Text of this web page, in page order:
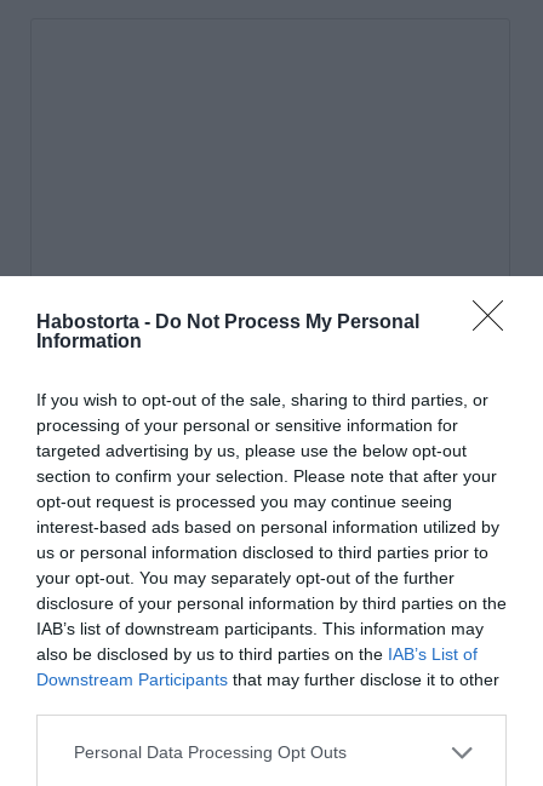
Habostorta - Do Not Process My Personal
Information
If you wish to opt-out of the sale, sharing to third parties, or
processing of your personal or sensitive information for
targeted advertising by us, please use the below opt-out
section to confirm your selection. Please note that after your
opt-out request is processed you may continue seeing
interest-based ads based on personal information utilized by
us or personal information disclosed to third parties prior to
your opt-out. You may separately opt-out of the further
disclosure of your personal information by third parties on the
IAB’s list of downstream participants. This information may
also be disclosed by us to third parties on the IAB’s List of
Downstream Participants that may further disclose it to other
Please note that this website/app uses one or more Google
Personal Data Processing Opt Outs